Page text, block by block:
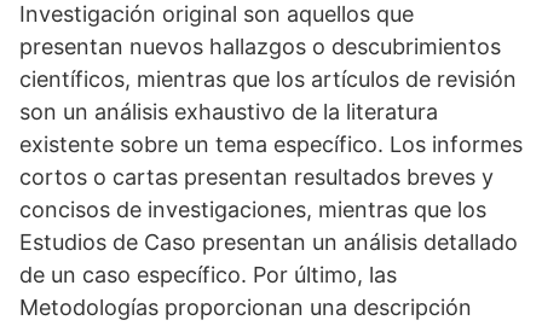
Investigación original son aquellos que
presentan nuevos hallazgos o descubrimientos
científicos, mientras que los artículos de revisión
son un análisis exhaustivo de la literatura
existente sobre un tema específico. Los informes
cortos o cartas presentan resultados breves y
concisos de investigaciones, mientras que los
Estudios de Caso presentan un análisis detallado
de un caso específico. Por último, las
Metodologías proporcionan una descripción